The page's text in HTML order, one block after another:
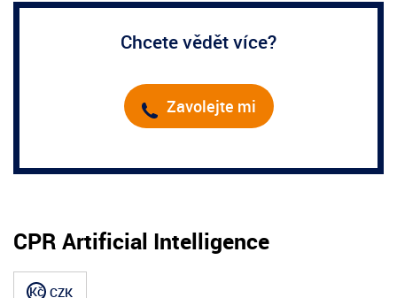
Chcete vědět více?
Zavolejte mi
CPR Artificial Intelligence
Kč CZK